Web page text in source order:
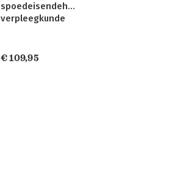
spoedeisendehulp-
verpleegkunde
€ 109,95